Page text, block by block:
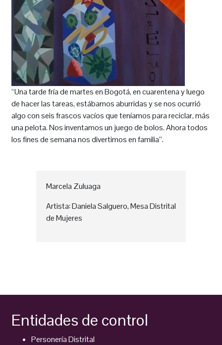
“Una tarde fría de martes en Bogotá, en cuarentena y luego
de hacer las tareas, estábamos aburridas y se nos ocurrió
algo con seis frascos vacíos que teníamos para reciclar, más
una pelota. Nos inventamos un juego de bolos. Ahora todos
los fines de semana nos divertimos en familia”.
Marcela Zuluaga
Artista:Daniela Salguero,Mesa Distrital
de Mujeres
Entidades de control
Personería Distrital